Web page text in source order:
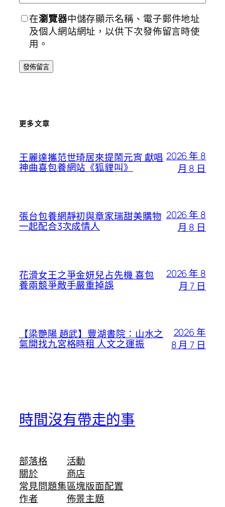
在瀏覽器中儲存顯示名稱、電子郵件地址
及個人網站網址，以供下次發佈留言時使
用。
更多文章
王麗達攜范世琦居來提鬧元宵 獻唱
神曲喜包養網站《狐貍叫》
2026 年 8
月 8 日
張台包養網靜初與章家瑞甜美購物
一起配合3次成情人
2026 年 8
月 8 日
花滑女王之爭金妍兒占先機 喜包
養兩競爭敵手嚴重掉誤
2026 年 8
月 7 日
【梁艷陽 趙武】豐湖書院：山水之
氣開找九宮格時租 人文之運振
2026 年
8 月 7 日
時間沒有帶走的事
部落格
關於
常見問題集
作者
活動
商店
區塊版面配置
佈景主題